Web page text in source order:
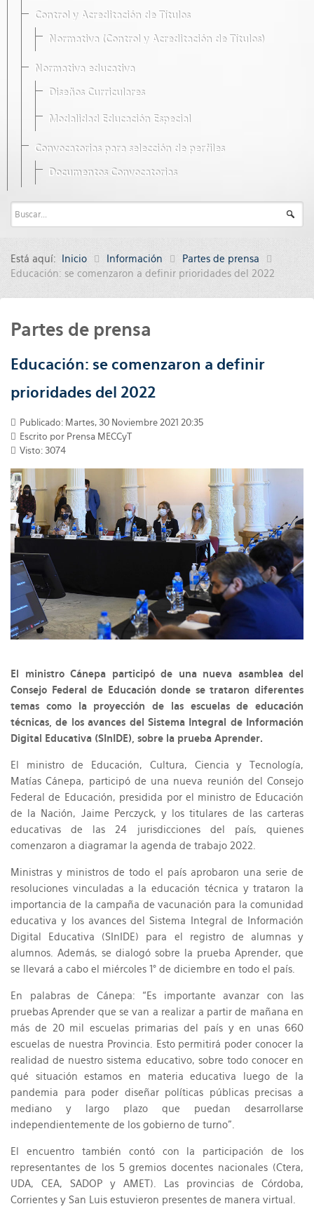
Control y Acreditación de Títulos
Normativa (Control y Acreditación de Títulos)
Normativa educativa
Diseños Curriculares
Modalidad Educación Especial
Convocatorias para selección de perfiles
Documentos Convocatorias
Está aquí: Inicio Información
Partes de prensa
Educación: se comenzaron a definir prioridades del 2022
Partes de prensa
Educación: se comenzaron a definir
prioridades del 2022
Publicado: Martes, 30 Noviembre 2021 20:35
Escrito por Prensa MECCyT
Visto: 3074
El ministro Cánepa participó de una nueva asamblea del
Consejo Federal de Educación donde se trataron diferentes
temas como la proyección de las escuelas de educación
técnicas, de los avances del Sistema Integral de Información
Digital Educativa (SInIDE), sobre la prueba Aprender.
El ministro de Educación, Cultura, Ciencia y Tecnología,
Matías Cánepa, participó de una nueva reunión del Consejo
Federal de Educación, presidida por el ministro de Educación
de la Nación, Jaime Perczyck, y los titulares de las carteras
educativas de las 24 jurisdicciones del país, quienes
comenzaron a diagramar la agenda de trabajo 2022.
Ministras y ministros de todo el país aprobaron una serie de
resoluciones vinculadas a la educación técnica y trataron la
importancia de la campaña de vacunación para la comunidad
educativa y los avances del Sistema Integral de Información
Digital Educativa (SInIDE) para el registro de alumnas y
alumnos. Además, se dialogó sobre la prueba Aprender, que
se llevará a cabo el miércoles 1° de diciembre en todo el país.
En palabras de Cánepa: “Es importante avanzar con las
pruebas Aprender que se van a realizar a partir de mañana en
más de 20 mil escuelas primarias del país y en unas 660
escuelas de nuestra Provincia. Esto permitirá poder conocer la
realidad de nuestro sistema educativo, sobre todo conocer en
qué situación estamos en materia educativa luego de la
pandemia para poder diseñar políticas públicas precisas a
mediano y largo plazo que puedan desarrollarse
independientemente de los gobierno de turno”.
El encuentro también contó con la participación de los
representantes de los 5 gremios docentes nacionales (Ctera,
UDA, CEA, SADOP y AMET). Las provincias de Córdoba,
Corrientes y San Luis estuvieron presentes de manera virtual.